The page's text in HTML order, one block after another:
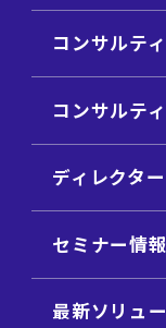
コンサルテ
コンサルテ
ディレクタ
セミナー情報
最新ソリュ